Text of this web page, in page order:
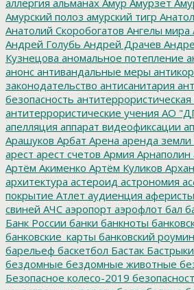
Амурский полоз амурский тигр
Анатолий Скоробогатов Ангелы мира
Андрей Голубь Андрей Драчев
Кузнецова аномальное потепление
анонс антивандальные меры
законодательство антисанитария
безопасность антитеррористическая
антитеррористические учения АО
апелляция аппарат видеофиксации
Арашуков Арбат Арена аренда земли
арест арест счетов Армия Арнаполин
Артём Акименко Артём Куликов
архитектура астероид астрономия
покрытие Атлет аудиенция аферисты
свиней АЧС аэропорт аэрофлот бал
Банк России банки банкноты
банковские_карты банковский
барельеф баскетбол Бастак
бездомные бездомные животные
Безопасное колесо-2019